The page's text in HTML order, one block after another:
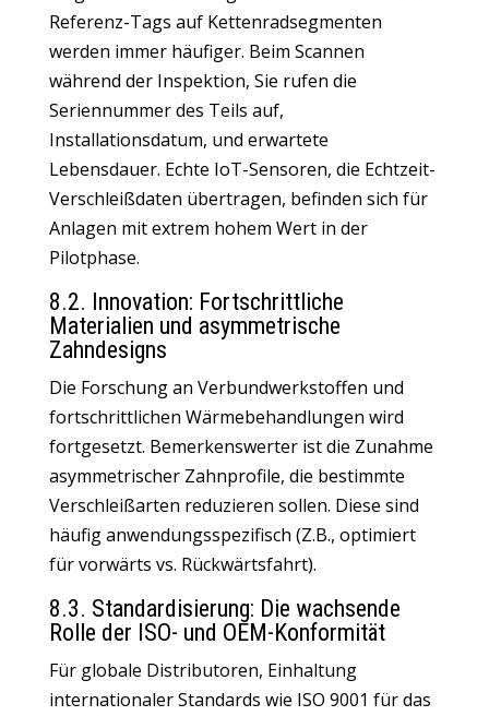
Referenz-Tags auf Kettenradsegmenten
werden immer häufiger. Beim Scannen
während der Inspektion, Sie rufen die
Seriennummer des Teils auf,
Installationsdatum, und erwartete
Lebensdauer. Echte IoT-Sensoren, die Echtzeit-
Verschleißdaten übertragen, befinden sich für
Anlagen mit extrem hohem Wert in der
Pilotphase.
8.2. Innovation: Fortschrittliche
Materialien und asymmetrische
Zahndesigns
Die Forschung an Verbundwerkstoffen und
fortschrittlichen Wärmebehandlungen wird
fortgesetzt. Bemerkenswerter ist die Zunahme
asymmetrischer Zahnprofile, die bestimmte
Verschleißarten reduzieren sollen. Diese sind
häufig anwendungsspezifisch (Z.B., optimiert
für vorwärts vs. Rückwärtsfahrt).
8.3. Standardisierung: Die wachsende
Rolle der ISO- und OEM-Konformität
Für globale Distributoren, Einhaltung
internationaler Standards wie ISO 9001 für das